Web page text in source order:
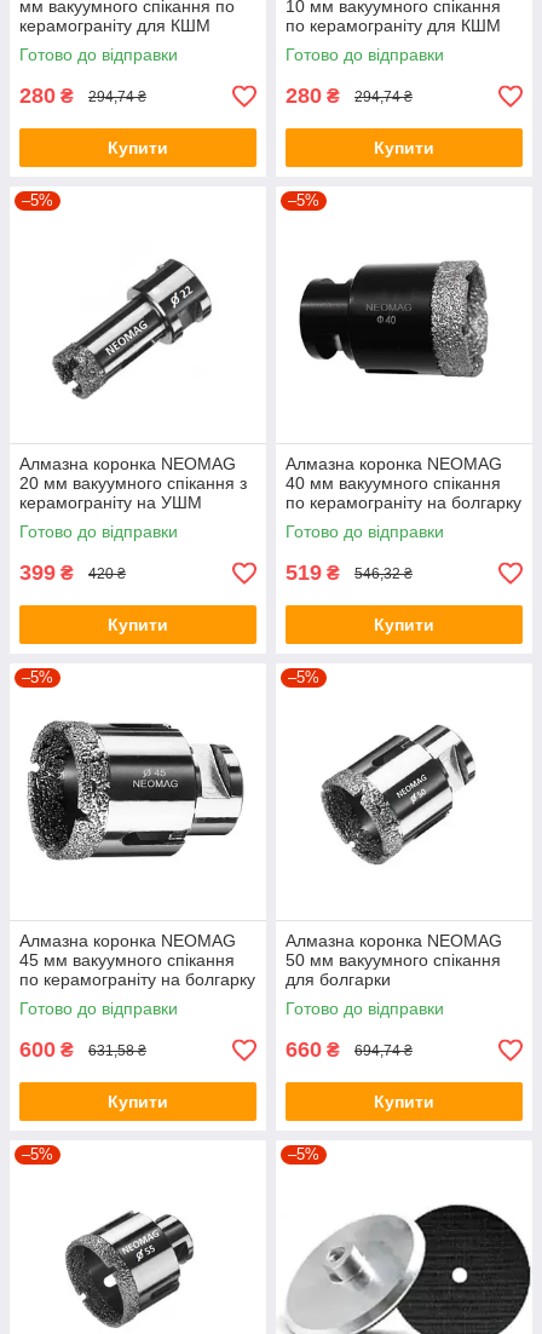
мм вакуумного спікання по
керамограніту для КШМ
Готово до відправки
280 ₴ 294,74 ₴
Купити
10 мм вакуумного спікання
по керамограніту для КШМ
Готово до відправки
280 ₴ 294,74 ₴
Купити
–5%
Алмазна коронка NEOMAG
20 мм вакуумного спікання з
керамограніту на УШМ
Готово до відправки
399 ₴ 420 ₴
Купити
–5%
Алмазна коронка NEOMAG
40 мм вакуумного спікання
по керамограніту на болгарку
Готово до відправки
519 ₴ 546,32 ₴
Купити
–5%
Алмазна коронка NEOMAG
45 мм вакуумного спікання
по керамограніту на болгарку
Готово до відправки
600 ₴ 631,58 ₴
Купити
–5%
Алмазна коронка NEOMAG
50 мм вакуумного спікання
для болгарки
Готово до відправки
660 ₴ 694,74 ₴
Купити
–5% –5%